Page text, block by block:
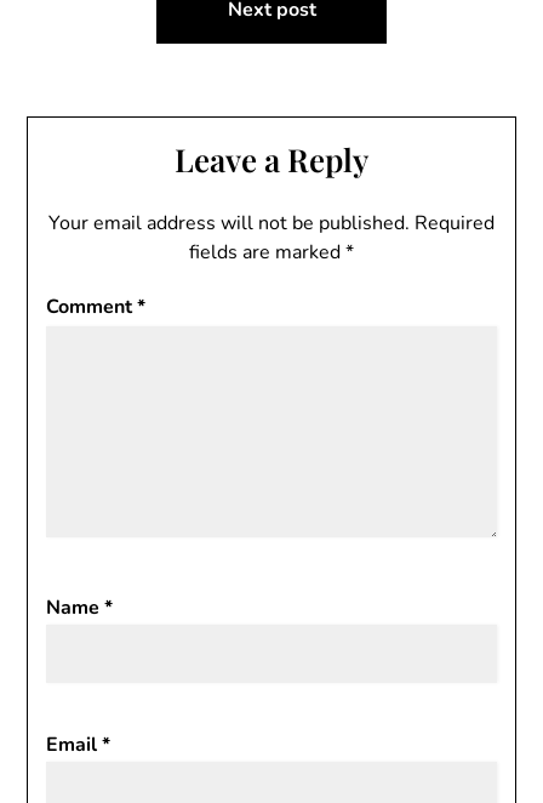
Next post
Leave a Reply
Your email address will not be published. Required
fields are marked*
Comment*
Name*
Email*